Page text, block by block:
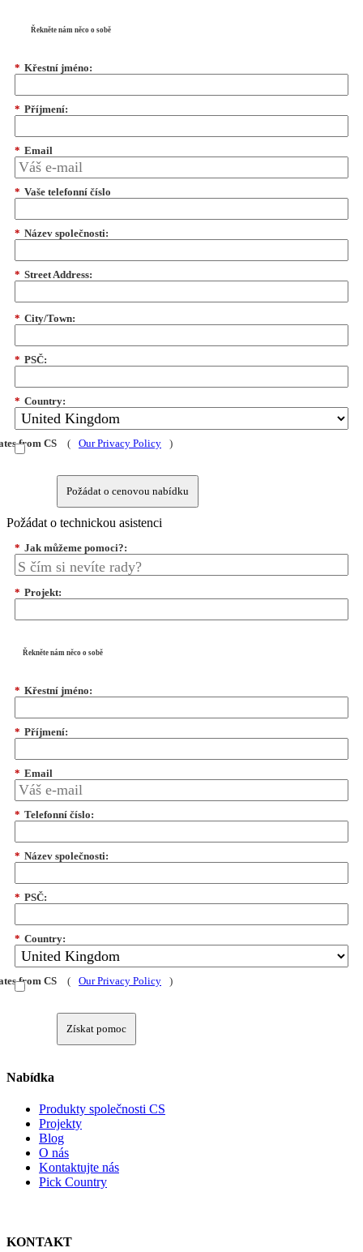
Řekněte nám něco o sobě
* Křestní jméno:
* Příjmení:
* Email
* Vaše telefonní číslo
* Název společnosti:
* Street Address:
* City/Town:
* PSČ:
* Country:
from CS ( Our Privacy Policy )
Požádat o cenovou nabídku
Požádat o technickou asistenci
* Jak můžeme pomoci?:
* Projekt:
Řekněte nám něco o sobě
* Křestní jméno:
* Příjmení:
* Email
* Telefonní číslo:
* Název společnosti:
* PSČ:
* Country:
from CS ( Our Privacy Policy )
Získat pomoc
Nabídka
Produkty společnosti CS
Projekty
Blog
O nás
Kontaktujte nás
Pick Country
KONTAKT